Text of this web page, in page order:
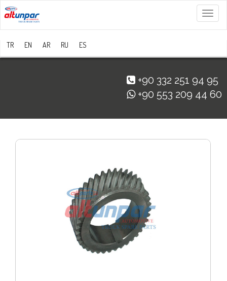
Menü
TR EN AR RU ES
+90 332 251 94 95
+90 553 209 44 60